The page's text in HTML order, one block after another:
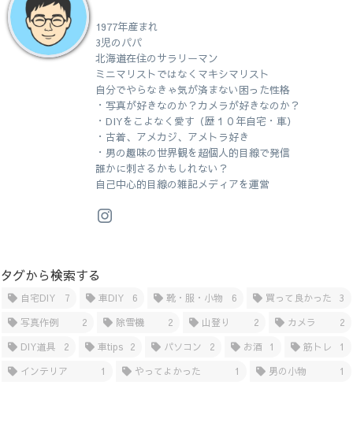
1977年産まれ
3児のパパ
北海道在住のサラリーマン
ミニマリストではなくマキシマリスト
自分でやらなきゃ気が済まない困った性格
・写真が好きなのか？カメラが好きなのか？
・DIYをこよなく愛す（歴１０年自宅・車）
・古着、アメカジ、アメトラ好き
・男の趣味の世界観を超個人的目線で発信
誰かに刺さるかもしれない？
自己中心的目線の雑記メディアを運営
タグから検索する
自宅DIY 7 車DIY 6 靴・服・小物 6 買って良かった
3
写真作例
2 除雪機 2 山登り 2 カメラ
2
DIY道具
2 車tips 2 パソコン 2 お酒 1 筋トレ
1
インテリア
1 やってよかった 1 男の小物 1